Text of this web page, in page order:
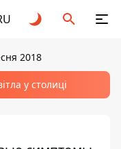
2018
у столиці